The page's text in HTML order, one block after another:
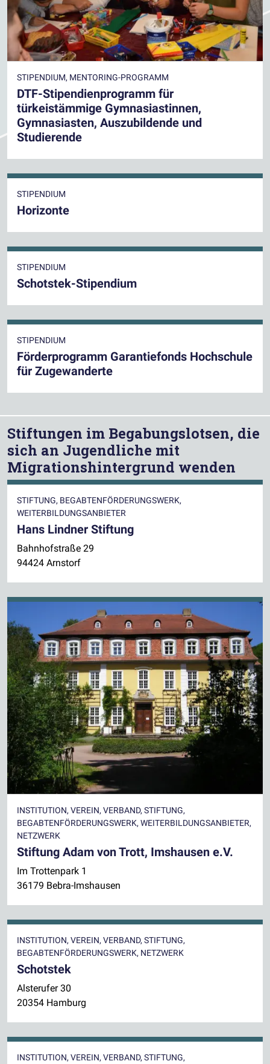
STIPENDIUM, MENTORING-PROGRAMM
DTF-Stipendienprogramm für
türkeistämmige Gymnasiastinnen,
Gymnasiasten, Auszubildende und
Studierende
STIPENDIUM
Horizonte
STIPENDIUM
Schotstek-Stipendium
STIPENDIUM
Förderprogramm Garantiefonds Hochschule
für Zugewanderte
Stiftungen im Begabungslotsen, die
sich an Jugendliche mit
Migrationshintergrund wenden
STIFTUNG, BEGABTENFÖRDERUNGSWERK,
WEITERBILDUNGSANBIETER
Hans Lindner Stiftung
Bahnhofstraße 29
94424 Arnstorf
INSTITUTION, VEREIN, VERBAND, STIFTUNG,
BEGABTENFÖRDERUNGSWERK, WEITERBILDUNGSANBIETER,
NETZWERK
Stiftung Adam von Trott, Imshausen e.V.
Im Trottenpark 1
36179 Bebra-Imshausen
INSTITUTION, VEREIN, VERBAND, STIFTUNG,
BEGABTENFÖRDERUNGSWERK, NETZWERK
Schotstek
Alsterufer 30
20354 Hamburg
INSTITUTION, VEREIN, VERBAND, STIFTUNG,